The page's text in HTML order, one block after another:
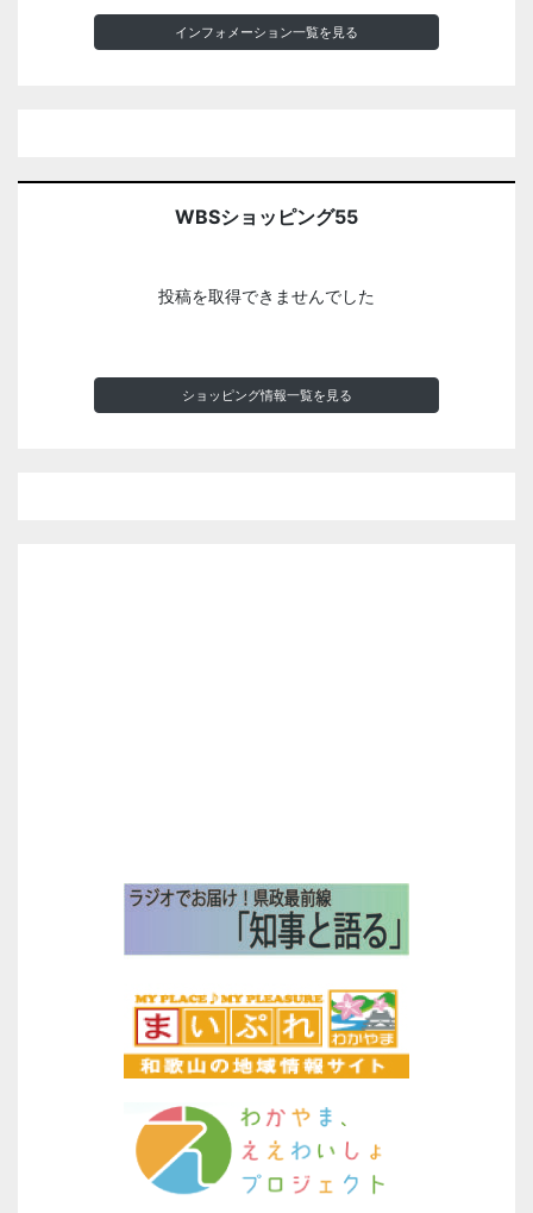
インフォメーション一覧を見る
WBSショッピング55
投稿を取得できませんでした
ショッピング情報一覧を見る